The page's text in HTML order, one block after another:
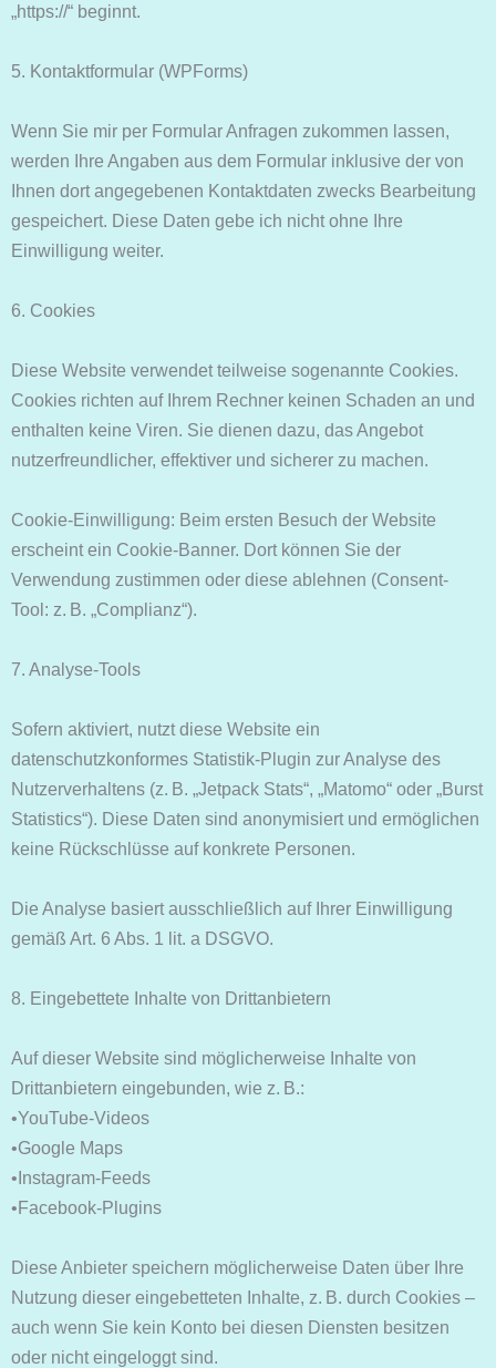
„https://“ beginnt.
5. Kontaktformular (WPForms)
Wenn Sie mir per Formular Anfragen zukommen lassen,
werden Ihre Angaben aus dem Formular inklusive der von
Ihnen dort angegebenen Kontaktdaten zwecks Bearbeitung
gespeichert. Diese Daten gebe ich nicht ohne Ihre
Einwilligung weiter.
6. Cookies
Diese Website verwendet teilweise sogenannte Cookies.
Cookies richten auf Ihrem Rechner keinen Schaden an und
enthalten keine Viren. Sie dienen dazu, das Angebot
nutzerfreundlicher, effektiver und sicherer zu machen.
Cookie-Einwilligung: Beim ersten Besuch der Website
erscheint ein Cookie-Banner. Dort können Sie der
Verwendung zustimmen oder diese ablehnen (Consent-
Tool: z. B. „Complianz“).
7. Analyse-Tools
Sofern aktiviert, nutzt diese Website ein
datenschutzkonformes Statistik-Plugin zur Analyse des
Nutzerverhaltens (z. B. „Jetpack Stats“, „Matomo“ oder „Burst
Statistics“). Diese Daten sind anonymisiert und ermöglichen
keine Rückschlüsse auf konkrete Personen.
Die Analyse basiert ausschließlich auf Ihrer Einwilligung
gemäß Art. 6 Abs. 1 lit. a DSGVO.
8. Eingebettete Inhalte von Drittanbietern
Auf dieser Website sind möglicherweise Inhalte von
Drittanbietern eingebunden, wie z. B.:
•YouTube-Videos
•Google Maps
•Instagram-Feeds
•Facebook-Plugins
Diese Anbieter speichern möglicherweise Daten über Ihre
Nutzung dieser eingebetteten Inhalte, z. B. durch Cookies –
auch wenn Sie kein Konto bei diesen Diensten besitzen
oder nicht eingeloggt sind.